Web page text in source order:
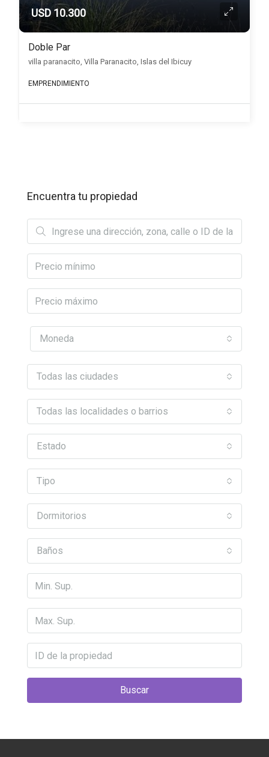
USD 10.300
Doble Par
villa paranacito, Villa Paranacito, Islas del Ibicuy
EMPRENDIMIENTO
Encuentra tu propiedad
Moneda
Todas las ciudades
Todas las localidades o barrios
Estado
Tipo
Dormitorios
Baños
Buscar